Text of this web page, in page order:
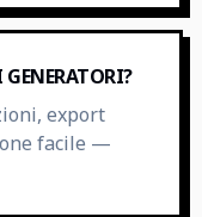
GENERATORI?
export
facile —